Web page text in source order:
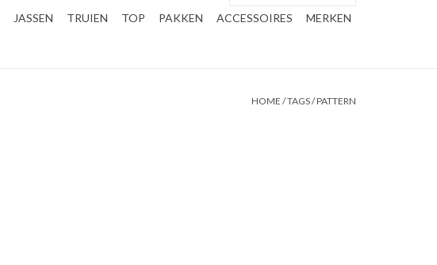
JASSEN TRUIEN TOP PAKKEN ACCESSOIRES MERKEN
HOME /TAGS/PATTERN